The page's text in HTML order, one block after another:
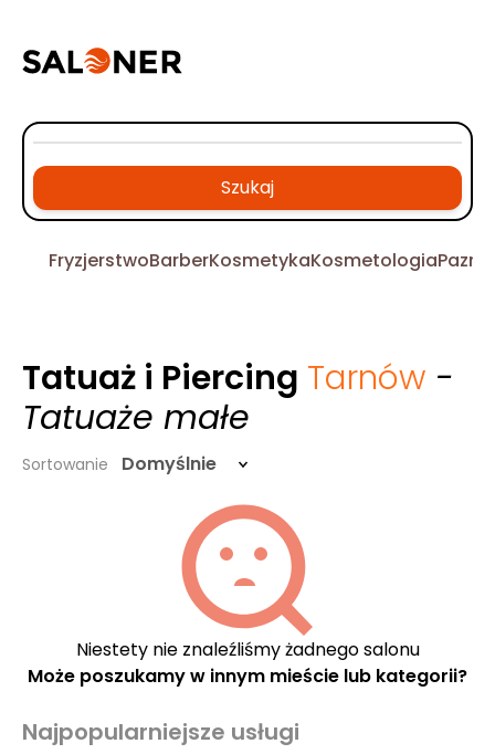
Szukaj
FryzjerstwoBarberKosmetykaKosmetologia
Tatuaż i Piercing Tarnów -
Tatuaże małe
Sortowanie Domyślnie
Niestety nie znaleźliśmy żadnego salonu
Może poszukamy w innym mieście lub kategorii?
Najpopularniejsze usługi